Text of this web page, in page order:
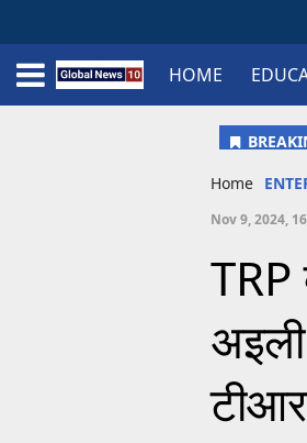
Home
Schedule
STATES
Sports
Gallery
Soccer
Upcoming Events
BPL
Fixtures
Pink Test
Look Around
Contact Us
About Us HOME
Home
Nov 9, 2024,
TRP